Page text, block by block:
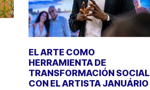
EL ARTE COMO
HERRAMIENTA DE
TRANSFORMACIÓN SOCIAL
CON EL ARTISTA JANUÁRIO